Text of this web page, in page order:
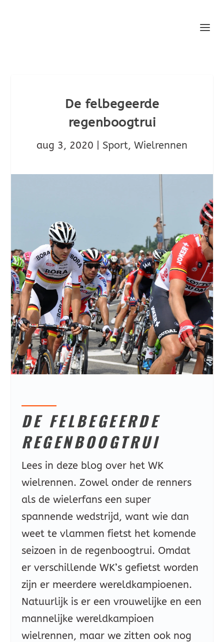
De felbegeerde
regenboogtrui
aug 3, 2020 Sport, Wielrennen
DE FELBEGEERDE
REGENBOOGTRUI
Lees in deze blog over het WK
wielrennen. Zowel onder de renners
als de wielerfans een super
spannende wedstrijd, want wie dan
weet te vlammen fietst het komende
seizoen in de regenboogtrui. Omdat
er verschillende WK’s gefietst worden
zijn er meerdere wereldkampioenen.
Natuurlijk is er een vrouwelijke en een
mannelijke wereldkampioen
wielrennen, maar we zitten ook nog